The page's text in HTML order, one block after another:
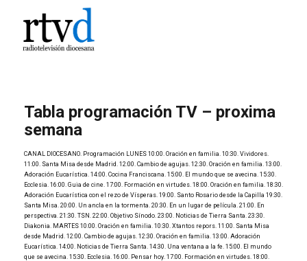
Tabla programación TV – proxima
semana
CANAL DIOCESANO. Programación LUNES 10:00. Oración en familia. 10:30. Vividores.
11:00. Santa Misa desde Madrid. 12:00. Cambio de agujas. 12:30. Oración en familia. 13:00.
Adoración Eucarística. 14:00. Cocina Franciscana. 15:00. El mundo que se avecina. 15:30.
Ecclesia. 16:00. Guia de cine. 17:00. Formación en virtudes. 18:00. Oración en familia. 18:30.
Adoración Eucarística con el rezo de Vísperas. 19:00. Santo Rosario desde la Capilla 19:30.
Santa Misa. 20:00. Un ancla en la tormenta. 20:30. En un lugar de película. 21:00. En
perspectiva. 21:30. TSN. 22:00. Objetivo Sínodo. 23:00. Noticias de Tierra Santa. 23:30.
Diakonia. MARTES 10:00. Oración en familia. 10:30. Xtantos repors. 11:00. Santa Misa
desde Madrid. 12:00. Cambio de agujas. 12:30. Oración en familia. 13:00. Adoración
Eucarística. 14:00. Noticias de Tierra Santa. 14:30. Una ventana a la fe. 15:00. El mundo
que se avecina. 15:30. Ecclesia. 16:00. Pensar hoy. 17:00. Formación en virtudes. 18:00.